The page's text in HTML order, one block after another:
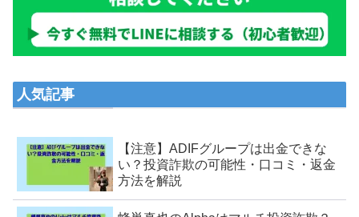
人気記事
【注意】ADIFグループは出金できな
い？投資詐欺の可能性・口コミ・返金
方法を解説